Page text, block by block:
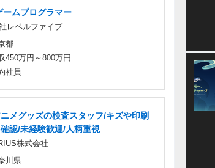
ームプログラマー
レベルファイブ
都
450万円～800万円
社員
ニメグッズの検査スタッフ/キズや印刷
認/未経験歓迎/人柄重視
株式会社
川県